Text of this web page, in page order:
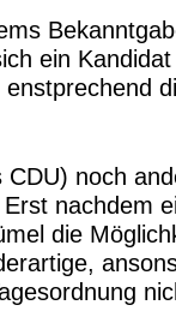
ein
noch
nachdem
die